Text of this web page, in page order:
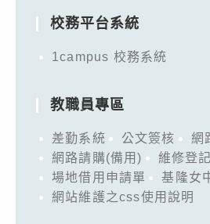
校務平台系統
1campus 校務系統
教職員專區
差勤系統 公文簽核
網
網路請購(備用)
維修登記
場地借用申請單
基隆女
網站維護之css使用說明